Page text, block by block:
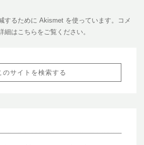
するために Akismet を使っています。
コメ
細はこちらをご覧ください。